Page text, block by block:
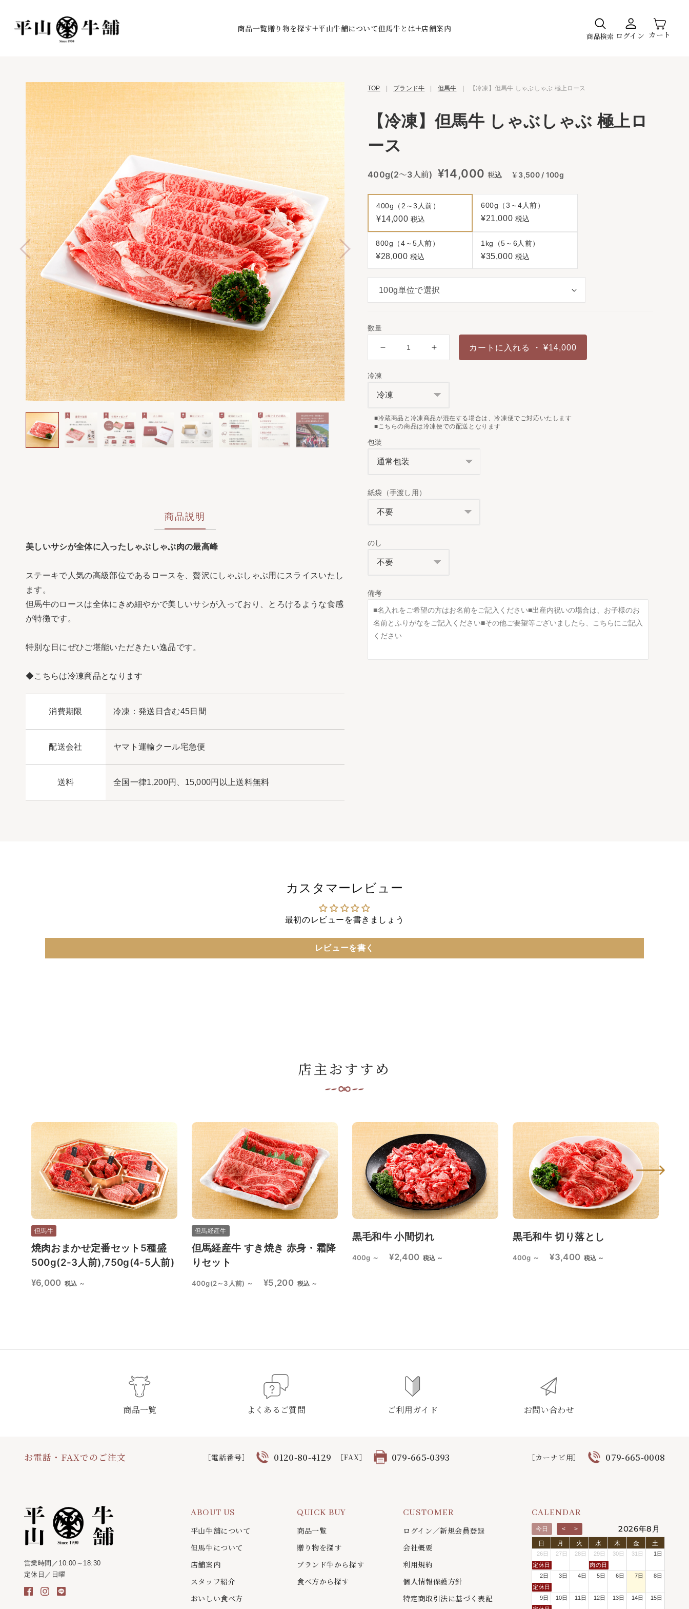
商品一覧贈り物を探す 平山牛舗について但馬牛とは 店舗案内
商品検索 ログイン カート
商品説明
美しいサシが全体に入ったしゃぶしゃぶ肉の最高峰
ステーキで人気の高級部位であるロースを、贅沢にしゃぶしゃぶ用にスライスいたし
ます。
但馬牛のロースは全体にきめ細やかで美しいサシが入っており、とろけるような食感
が特徴です。
特別な日にぜひご堪能いただきたい逸品です。
◆こちらは冷凍商品となります
消費期限 冷凍：発送日含む45日間
配送会社 ヤマト運輸クール宅急便
送料 全国一律1,200円、 15,000円以上送料無料
TOP ブランド牛 但馬牛 【冷凍】但馬牛 しゃぶしゃぶ 極上ロース
【冷凍】但馬牛 しゃぶしゃぶ 極上ロ
ース
400g(2～3人前) ¥14,000税込 ￥3,500 / 100g
400g（2～3人前）
¥14,000 税込
600g（3～4人前）
¥21,000 税込
800g（4～5人前）
¥28,000 税込
1kg（5～6人前）
¥35,000 税込
数量
カートに入れる ・ ¥14,000
冷凍
■冷蔵商品と冷凍商品が混在する場合は、冷凍便でご対応いたします
■こちらの商品は冷凍便での配送となります
包装
紙袋（手渡し用）
のし
備考
カスタマーレビュー
最初のレビューを書きましょう
レビューを書く
店主おすすめ
但馬牛
焼肉おまかせ定番セット5種盛
500g(2-3人前),750g(4-5人前)
¥6,000 税込 ～
但馬経産牛
但馬経産牛 すき焼き 赤身・霜降
りセット
400g(2～3人前) ～ ¥5,200 税込 ～
黒毛和牛 小間切れ
400g ～ ¥2,400 税込 ～
黒毛和牛 切り落とし
400g ～ ¥3,400 税込 ～
商品一覧 よくあるご質問 ご利用ガイド お問い合わせ
お電話・FAXでのご注文 ［電話番号］ 0120-80-4129 ［FAX］ 079-665-0393 ［カーナビ用］ 079-665-0008
営業時間／10:00～18:30
定休日／日曜
ABOUT US
平山牛舗について
但馬牛について
店舗案内
スタッフ紹介
おいしい食べ方
QUICK BUY
商品一覧
贈り物を探す
ブランド牛から探す
食べ方から探す
CUSTOMER
ログイン／新規会員登録
会社概要
利用規約
個人情報保護方針
特定商取引法に基づく表記
CALENDAR
今日 < > 2026年8月
日 月 火 水 木 金 土
26日
定休日
27日 28日
29日
肉の日
30日 31日 1日
2日
定休日
3日 4日 5日 6日 7日 8日
9日
10日 11日 12日 13日 14日 15日